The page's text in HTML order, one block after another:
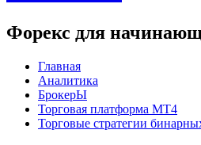
Форекс для
Главная
Аналитика
БрокерЫ
Торговая платформа МТ4
Торговые стратегии